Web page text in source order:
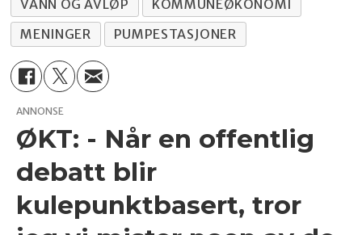
VANN OG AVLØP
KOMMUNEØKONOMI
MENINGER
PUMPESTASJONER
ANNONSE
ØKT: - Når en offentlig
debatt blir
kulepunktbasert, tror